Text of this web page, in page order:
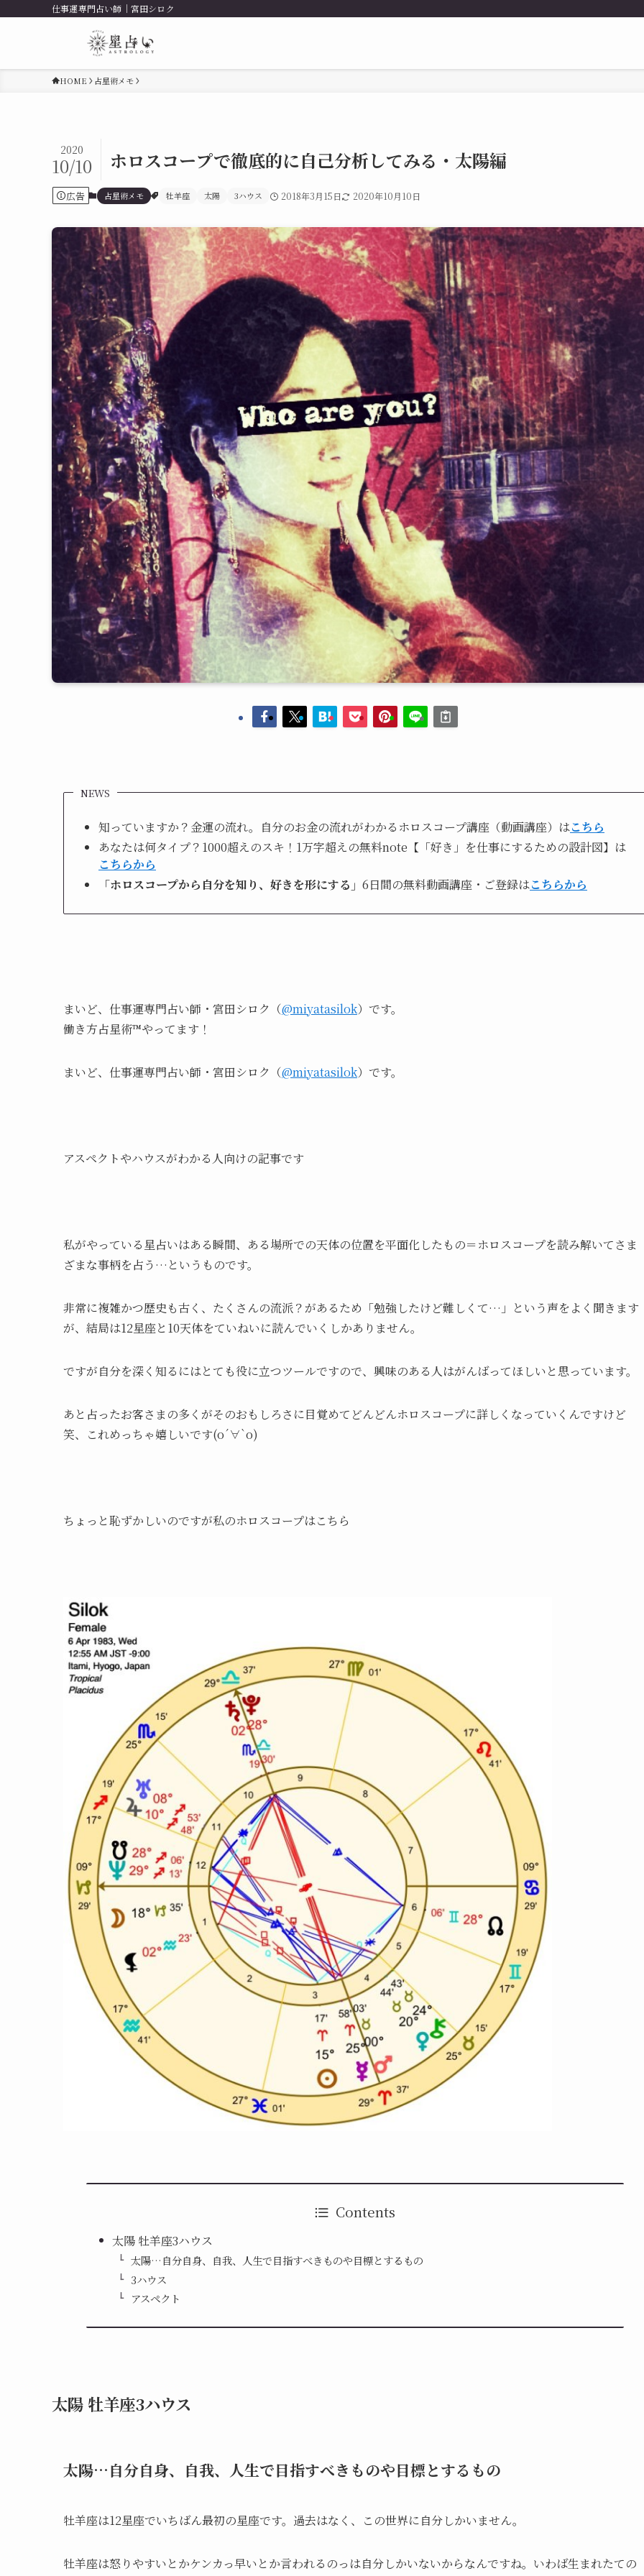
仕事運専門占い師｜宮田シロク
HOME 占星術メモ
ホロスコープで徹底的に自己分析してみる・太陽編
2020
10/10
広告 占星術メモ 牡羊座 太陽 3ハウス 2018年3月15日 2020年10月10日
NEWS
知っていますか？金運の流れ。自分のお金の流れがわかるホロスコープ講座（動画講座）はこちら
あなたは何タイプ？1000超えのスキ！1万字超えの無料note【「好き」を仕事にするための設計図】は
こちらから
「ホロスコープから自分を知り、好きを形にする」 6日間の無料動画講座・ご登録はこちらから
まいど、仕事運専門占い師・宮田シロク （@miyatasilok） です。
働き方占星術™︎やってます！
まいど、仕事運専門占い師・宮田シロク（@miyatasilok）です。
アスペクトやハウスがわかる人向けの記事です
私がやっている星占いはある瞬間、ある場所での天体の位置を平面化したもの＝ホロスコープを読み解いてさま
ざまな事柄を占う…というものです。
非常に複雑かつ歴史も古く、たくさんの流派？があるため「勉強したけど難しくて…」という声をよく聞きます
が、結局は12星座と10天体をていねいに読んでいくしかありません。
ですが自分を深く知るにはとても役に立つツールですので、興味のある人はがんばってほしいと思っています。
あと占ったお客さまの多くがそのおもしろさに目覚めてどんどんホロスコープに詳しくなっていくんですけど
笑、これめっちゃ嬉しいです(о´∀`о)
ちょっと恥ずかしいのですが私のホロスコープはこちら
Contents
太陽 牡羊座3ハウス
太陽…自分自身、自我、人生で目指すべきものや目標とするもの
3ハウス
アスペクト
太陽 牡羊座3ハウス
太陽…自分自身、自我、人生で目指すべきものや目標とするもの
牡羊座は12星座でいちばん最初の星座です。過去はなく、この世界に自分しかいません。
牡羊座は怒りやすいとかケンカっ早いとか言われるのっは自分しかいないからなんですね。いわば生まれたての